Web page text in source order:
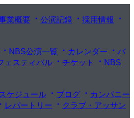
業概要 公演記録
採用情報
NBS公演一覧 カレンダー
バ
ェスティバル チケット
NBS
スケジュール ブログ
カンパニー
レパートリー
クラブ・アッサン